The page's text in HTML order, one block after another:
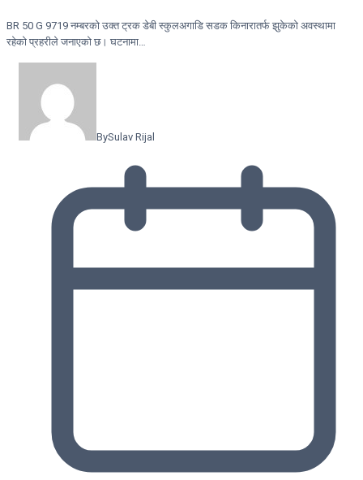
BR 50 G 9719 नम्बरको उक्त ट्रक डेबी स्कुलअगाडि सडक किनारातर्फ झुकेको अवस्थामा
रहेको प्रहरीले जनाएको छ। घटनामा…
BySulav Rijal